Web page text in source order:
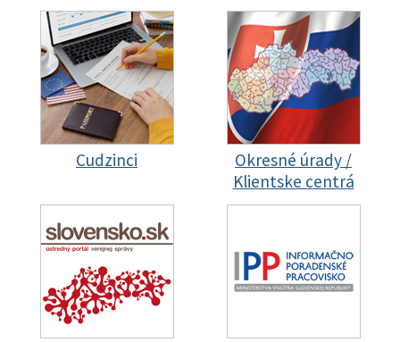
Cudzinci
Okresné úrady /
Klientske centrá